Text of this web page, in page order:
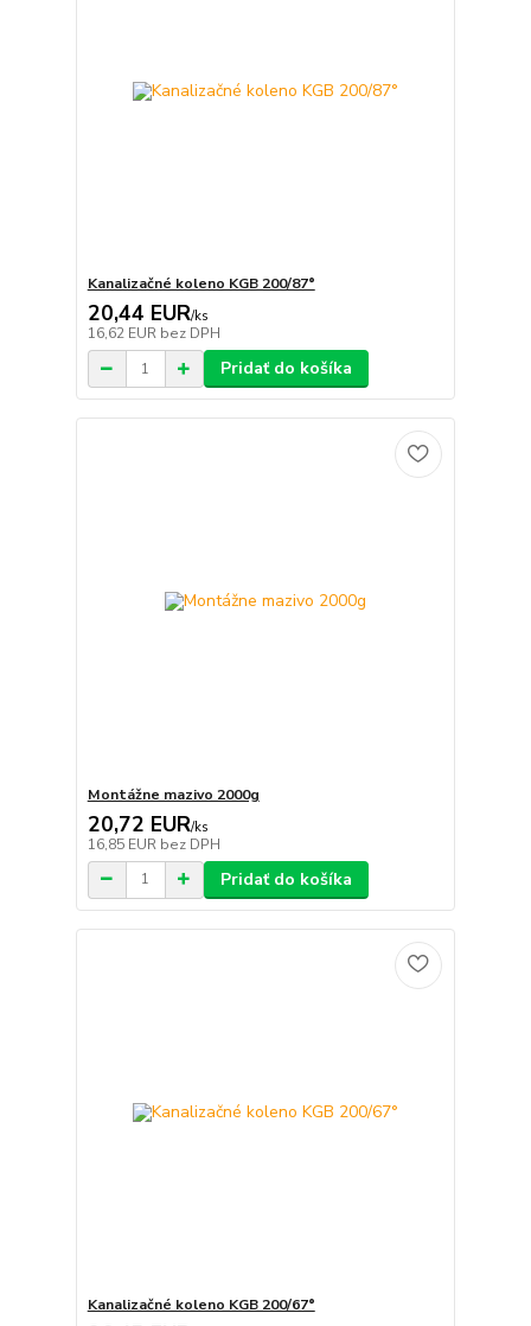
Kanalizačné koleno KGB 200/87°
20,44 EUR/ks
16,62 EUR bez DPH
Pridať do košíka
Montážne mazivo 2000g
20,72 EUR/ks
16,85 EUR bez DPH
Pridať do košíka
Kanalizačné koleno KGB 200/67°